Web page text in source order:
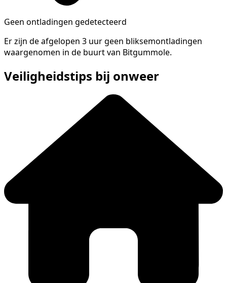
Geen ontladingen gedetecteerd
Er zijn de afgelopen 3 uur geen bliksemontladingen
waargenomen in de buurt van Bitgummole.
Veiligheidstips bij onweer